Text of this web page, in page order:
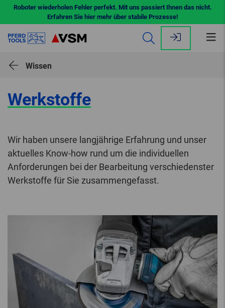
Roboter wiederholen Fehler perfekt. Mit uns passiert Ihnen das nicht.
Erfahren Sie hier mehr über stabile Prozesse!
Wissen
Werkstoffe
Wir haben unsere langjährige Erfahrung und unser
aktuelles Know-how rund um die individuellen
Anforderungen bei der Bearbeitung verschiedenster
Werkstoffe für Sie zusammengefasst.